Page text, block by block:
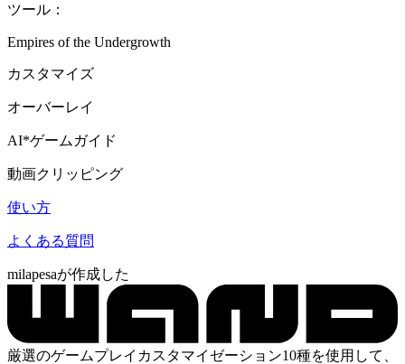
ツール：
Empires of the Undergrowth
カスタマイズ
オーバーレイ
AI*ゲームガイド
動画クリッピング
使い方
よくある質問
milapesaが作成した
厳選のゲームプレイカスタマイゼーション10種を使用して、